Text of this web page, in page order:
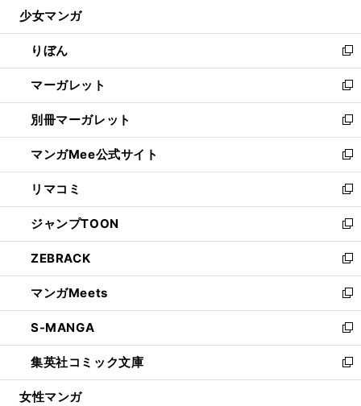
開
く
ウ
で
開
く
ン
ド
ウ
で
開
く
ウ
ィ
ン
ド
ウ
で
開
く
少女マンガ
りぼん
新
し
い
ウ
ィ
ン
ド
ウ
で
開
く
マーガレット
新
し
い
ウ
ィ
ン
ド
ウ
で
開
く
別冊マーガレット
新
し
い
ウ
ィ
ン
ド
ウ
で
開
く
マンガMee公式サイト
新
し
い
ウ
ィ
ン
ド
ウ
で
開
く
リマコミ
新
し
い
ウ
ィ
ン
ド
ウ
で
開
く
ジャンプTOON
新
し
い
ウ
ィ
ン
ド
ウ
で
開
ZEBRACK
新
し
い
ウ
ィ
ン
ド
ウ
マンガMeets
新
し
い
ウ
ィ
ン
S-MANGA
新
し
い
ウ
集英社コミック文庫
新
し
女性マンガ